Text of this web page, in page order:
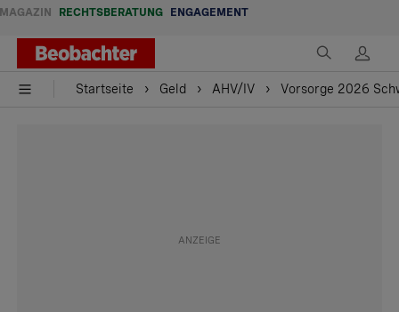
MAGAZIN RECHTSBERATUNG ENGAGEMENT
Startseite Geld AHV/IV Vorsorge 2026